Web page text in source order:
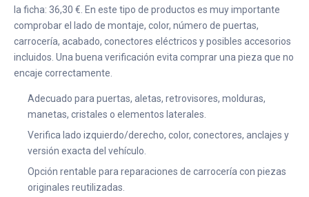
la ficha: 36,30 €. En este tipo de productos es muy importante
comprobar el lado de montaje, color, número de puertas,
carrocería, acabado, conectores eléctricos y posibles accesorios
incluidos. Una buena verificación evita comprar una pieza que no
encaje correctamente.
Adecuado para puertas, aletas, retrovisores, molduras,
manetas, cristales o elementos laterales.
Verifica lado izquierdo/derecho, color, conectores, anclajes y
versión exacta del vehículo.
Opción rentable para reparaciones de carrocería con piezas
originales reutilizadas.